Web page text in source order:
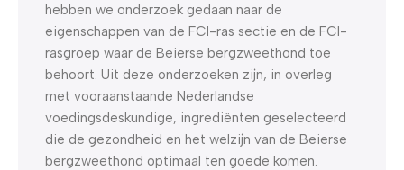
hebben we onderzoek gedaan naar de
eigenschappen van de FCI-ras sectie en de FCI-
rasgroep waar de Beierse bergzweethond toe
behoort. Uit deze onderzoeken zijn, in overleg
met vooraanstaande Nederlandse
voedingsdeskundige, ingrediënten geselecteerd
die de gezondheid en het welzijn van de Beierse
bergzweethond optimaal ten goede komen.